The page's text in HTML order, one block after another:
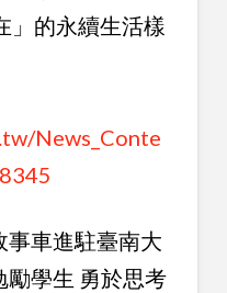
」的永續生活樣
News_Conte
事車進駐臺南大
勵學生 勇於思考